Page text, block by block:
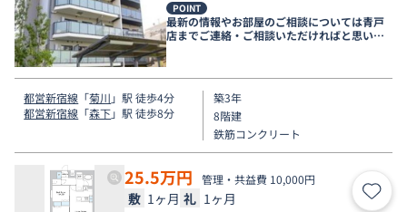
POINT
最新の情報やお部屋のご相談については青戸
店までご連絡・ご相談いただければと思いま
す。
都営新宿線 「菊川 」駅 徒歩4分
都営新宿線 「森下」駅 徒歩8分
築3年
8階建
鉄筋コンクリート
25.5万円 管理・共益費 10,000円
敷 1ヶ月 礼 1ヶ月 お気